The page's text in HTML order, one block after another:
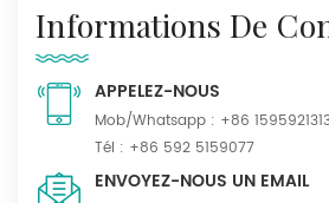
Informations De
APPELEZ-NOUS
Mob/Whatsapp : +86
Tél : +86 592 5159077
ENVOYEZ-NOUS UN EMAIL